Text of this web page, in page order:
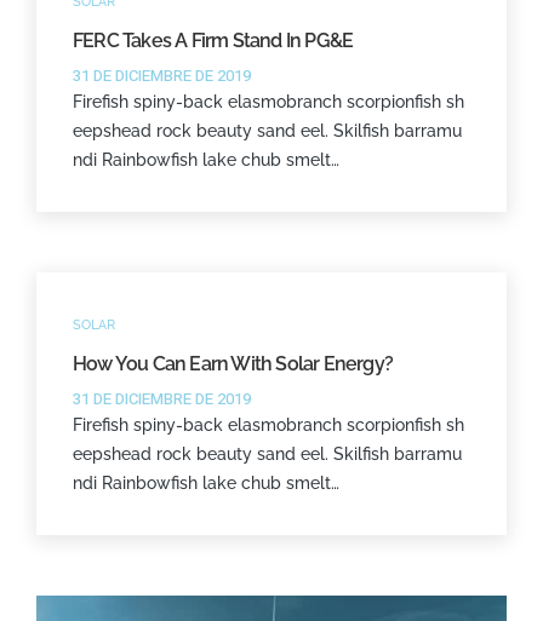
FERC Takes A Firm Stand In PG&E
31 DE DICIEMBRE DE 2019
Firefish spiny-back elasmobranch scorpionfish sh
eepshead rock beauty sand eel. Skilfish barramu
ndi Rainbowfish lake chub smelt…
SOLAR
How You Can Earn With Solar Energy?
31 DE DICIEMBRE DE 2019
Firefish spiny-back elasmobranch scorpionfish sh
eepshead rock beauty sand eel. Skilfish barramu
ndi Rainbowfish lake chub smelt…